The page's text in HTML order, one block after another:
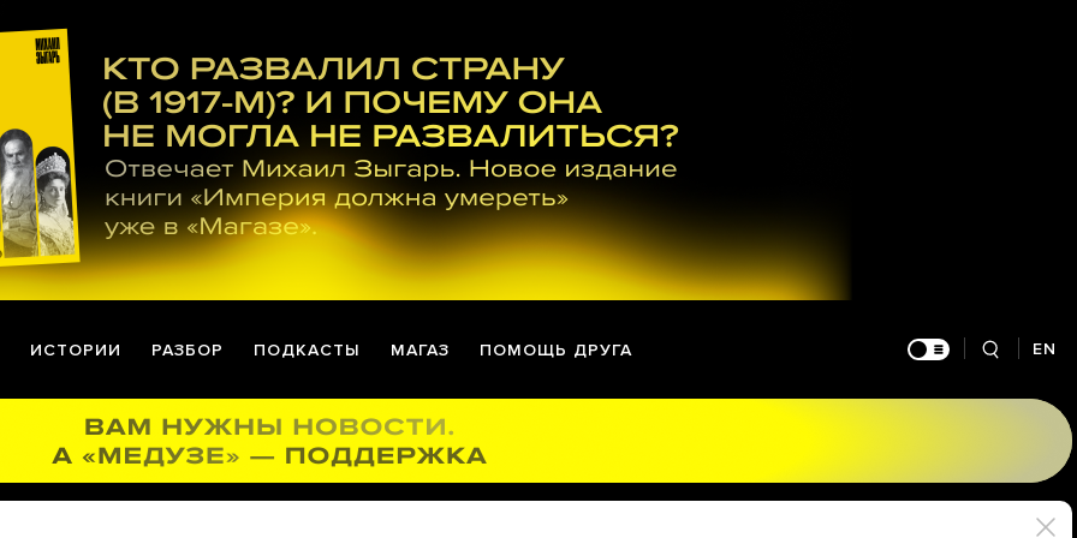
ИСТОРИИ РАЗБОР ПОДКАСТЫ МАГАЗ ПОМОЩЬ ДРУГА EN